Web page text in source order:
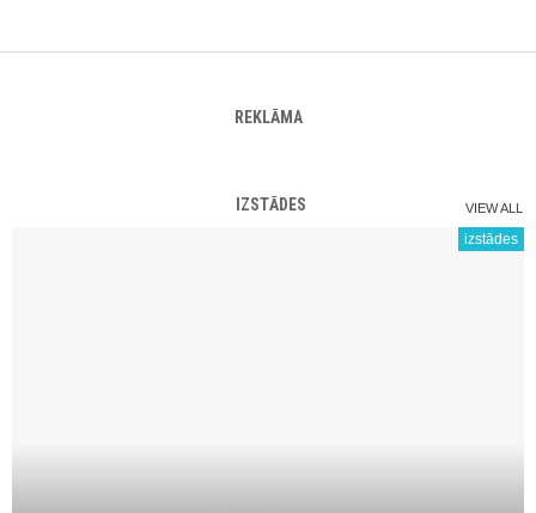
REKLĀMA
IZSTĀDES VIEW ALL
izstādes